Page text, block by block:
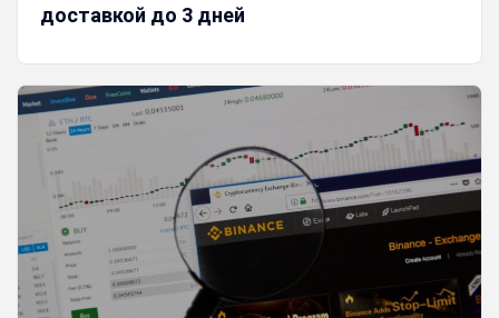
доставкой до 3 дней